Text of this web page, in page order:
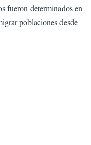
fueron determinados en
poblaciones desde